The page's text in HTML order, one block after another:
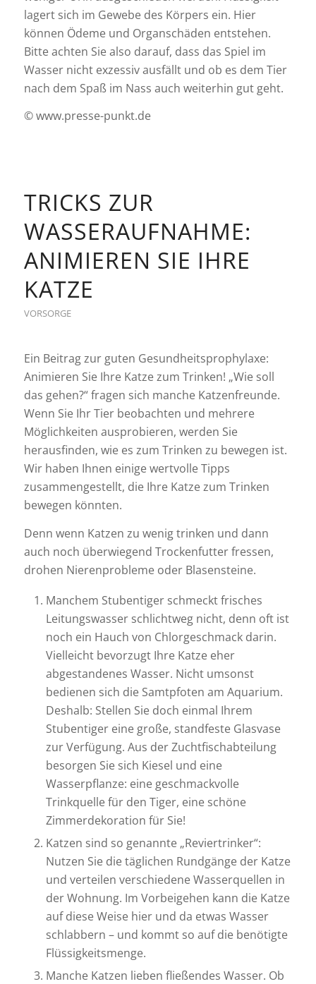
lagert sich im Gewebe des Körpers ein. Hier
können Ödeme und Organschäden entstehen.
Bitte achten Sie also darauf, dass das Spiel im
Wasser nicht exzessiv ausfällt und ob es dem Tier
nach dem Spaß im Nass auch weiterhin gut geht.
© www.presse-punkt.de
TRICKS ZUR
WASSERAUFNAHME:
ANIMIEREN SIE IHRE
KATZE
VORSORGE
Ein Beitrag zur guten Gesundheitsprophylaxe:
Animieren Sie Ihre Katze zum Trinken! „Wie soll
das gehen?“ fragen sich manche Katzenfreunde.
Wenn Sie Ihr Tier beobachten und mehrere
Möglichkeiten ausprobieren, werden Sie
herausfinden, wie es zum Trinken zu bewegen ist.
Wir haben Ihnen einige wertvolle Tipps
zusammengestellt, die Ihre Katze zum Trinken
bewegen könnten.
Denn wenn Katzen zu wenig trinken und dann
auch noch überwiegend Trockenfutter fressen,
drohen Nierenprobleme oder Blasensteine.
Manchem Stubentiger schmeckt frisches
Leitungswasser schlichtweg nicht, denn oft ist
noch ein Hauch von Chlorgeschmack darin.
Vielleicht bevorzugt Ihre Katze eher
abgestandenes Wasser. Nicht umsonst
bedienen sich die Samtpfoten am Aquarium.
Deshalb: Stellen Sie doch einmal Ihrem
Stubentiger eine große, standfeste Glasvase
zur Verfügung. Aus der Zuchtfischabteilung
besorgen Sie sich Kiesel und eine
Wasserpflanze: eine geschmackvolle
Trinkquelle für den Tiger, eine schöne
Zimmerdekoration für Sie!
Katzen sind so genannte „Reviertrinker“:
Nutzen Sie die täglichen Rundgänge der Katze
und verteilen verschiedene Wasserquellen in
der Wohnung. Im Vorbeigehen kann die Katze
auf diese Weise hier und da etwas Wasser
schlabbern – und kommt so auf die benötigte
Flüssigkeitsmenge.
Manche Katzen lieben fließendes Wasser. Ob